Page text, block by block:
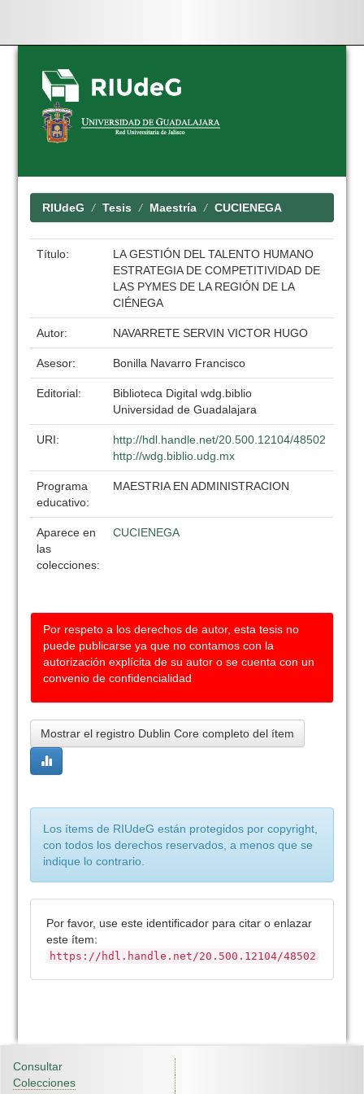
Skip
navigation
RIUdeG Tesis Maestría CUCIENEGA
Título:
LA GESTIÓN DEL TALENTO HUMANO
ESTRATEGIA DE COMPETITIVIDAD DE
LAS PYMES DE LA REGIÓN DE LA
CIÉNEGA
Autor: NAVARRETE SERVIN VICTOR HUGO
Asesor: Bonilla Navarro Francisco
Editorial:
Biblioteca Digital wdg.biblio
Universidad de Guadalajara
URI:
http://hdl.handle.net/20.500.12104/48502
http://wdg.biblio.udg.mx
Programa
educativo:
MAESTRIA EN ADMINISTRACION
Aparece en
las
colecciones:
CUCIENEGA
Por respeto a los derechos de autor, esta tesis no
puede publicarse ya que no contamos con la
autorización explícita de su autor o se cuenta con un
convenio de confidencialidad
Mostrar el registro Dublin Core completo del ítem
Los ítems de RIUdeG están protegidos por copyright,
con todos los derechos reservados, a menos que se
indique lo contrario.
Por favor, use este identificador para citar o enlazar
este ítem:
https://hdl.handle.net/20.500.12104/48502
Consultar
Colecciones